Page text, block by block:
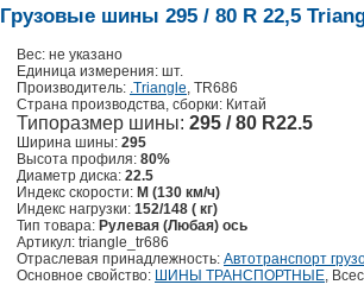
Грузовые шины 295 / 80 R 22,5
Вес: не указано
Единица измерения: шт.
Производитель: .Triangle, TR686
Страна производства, сборки: Китай
Типоразмер шины: 295 / 80 R22.5
Ширина шины: 295
Высота профиля: 80%
Диаметр диска: 22.5
Индекс скорости: M (130 км/ч)
Индекс нагрузки: 152/148 ( кг)
Тип товара: Рулевая (Любая) ось
Артикул: triangle_tr686
Отраслевая принадлежность: Автотранспорт
Основное свойство: ШИНЫ ТРАНСПОРТНЫЕ,